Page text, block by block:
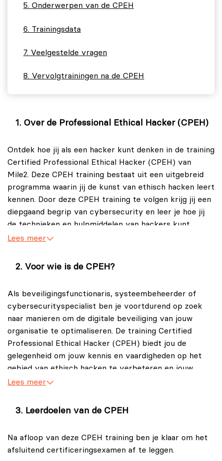
Onderwerpen van de CPEH
Trainingsdata
Veelgestelde vragen
Vervolgtrainingen na de CPEH
Over de Professional Ethical Hacker (CPEH)
Ontdek hoe jij als een hacker kunt denken in de training
Certified Professional Ethical Hacker (CPEH) van
Mile2. Deze CPEH training bestaat uit een uitgebreid
programma waarin jij de kunst van ethisch hacken leert
kennen. Door deze CPEH training te volgen krijg jij een
diepgaand begrip van cybersecurity en leer je hoe jij
de technieken en hulpmiddelen van hackers kunt
gebruiken om organisaties te beschermen tegen
Tijdens deze CPEH training leer jij over de
hacken, waaronder penetratietesten,
kwetsbaarheidsscans, sociale technieken en forensisch
onderzoek. Door middel van theorie, labopdrachten en
praktische oefeningen krijg jij een grondig begrip van
de verschillende fasen van een ethische hack en leer je
hoe jij deze kennis toe kunt passen om de beveiliging
van een organisatie te versterken.
identificeren en beoordelen van cyberbedreigingen en
leert hoe jij kwetsbaarheidsscans uit kunt voeren,
evenals hoe jij beveiligingslekken kunt ontdekken en
Lees meer
Voor wie is de CPEH?
Als beveiligingsfunctionaris, systeembeheerder of
cybersecurityspecialist ben je voortdurend op zoek
naar manieren om de digitale beveiliging van jouw
organisatie te optimaliseren. De training Certified
Professional Ethical Hacker (CPEH) biedt jou de
gelegenheid om jouw kennis en vaardigheden op het
gebied van ethisch hacken te verbeteren en jouw
organisatie beter te beschermen tegen cyberaanvallen.
Als beveiligingsfunctionaris kun je profiteren
praktische vaardigheden die jij opdoet in de
training Certified Professional Ethical Hacker
Lees meer
Leerdoelen van de CPEH
Na afloop van deze CPEH training ben je klaar om het
afsluitend certificeringsexamen af te leggen.